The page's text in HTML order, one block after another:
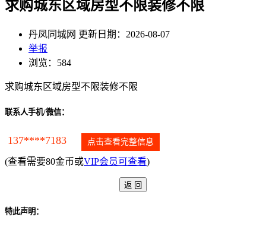
求购城东区域房型不限装修不限
丹凤同城网 更新日期：2026-08-07
举报
浏览：584
求购城东区域房型不限装修不限
联系人手机/微信：
137****7183 点击查看完整信息
(查看需要80金币或VIP会员可查看)
特此声明：